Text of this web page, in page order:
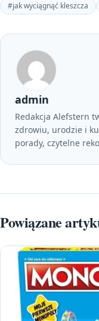
#jak wyciągnąć kleszcza
admin
Redakcja Alefstern
zdrowiu, urodzie i
porady, czytelne
Powiązane